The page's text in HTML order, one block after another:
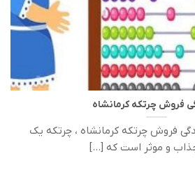
فروش چرتکه کرمانشاه
فروش چرتکه کرمانشاه ، چرتکه یک
و موثر است که [...]